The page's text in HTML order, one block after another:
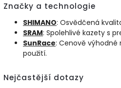
Značky a technologie
SHIMANO: Osvědčená
SRAM: Spolehlivé kazety s
SunRace: Cenově výhodné
použití.
Nejčastější dotazy